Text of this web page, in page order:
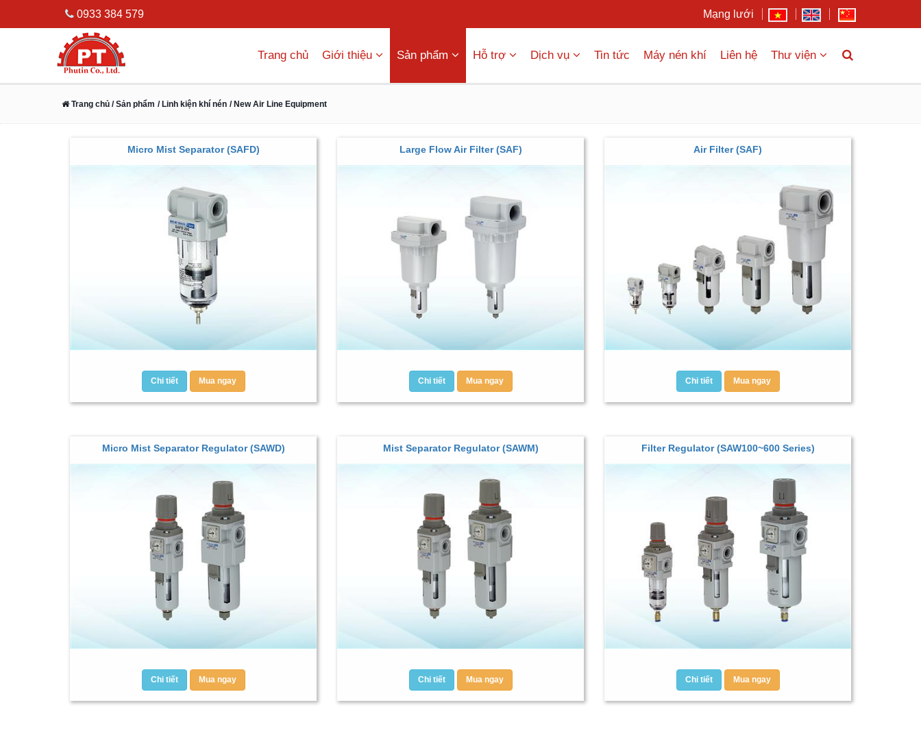
0933 384 579 Mạng lưới
Trang chủ Giới thiệu Sản phẩm Hỗ trợ Dịch vụ Tin tức Máy nén khí Liên hệ Thư viện
Trang chủ / Sản phẩm / Linh kiện khí nén / New Air Line Equipment
Micro Mist Separator (SAFD)
Chi tiết Mua ngay
Large Flow Air Filter (SAF)
Chi tiết Mua ngay
Air Filter (SAF)
Chi tiết Mua ngay
Micro Mist Separator Regulator (SAWD)
Chi tiết Mua ngay
Mist Separator Regulator (SAWM)
Chi tiết Mua ngay
Filter Regulator (SAW100~600 Series)
Chi tiết Mua ngay